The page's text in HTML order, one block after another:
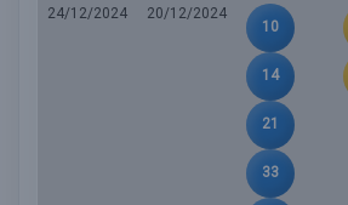
24/12/2024
20/12/2024
10
14
21
33